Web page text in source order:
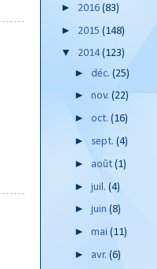
► 2016 (83)
► 2015 (148)
▼ 2014(123)
►déc.(25)
►nov.(22)
► oct.(16)
► sept.(4)
► août(1)
►juil.(4)
►juin(8)
►mai(11)
► avr.(6)